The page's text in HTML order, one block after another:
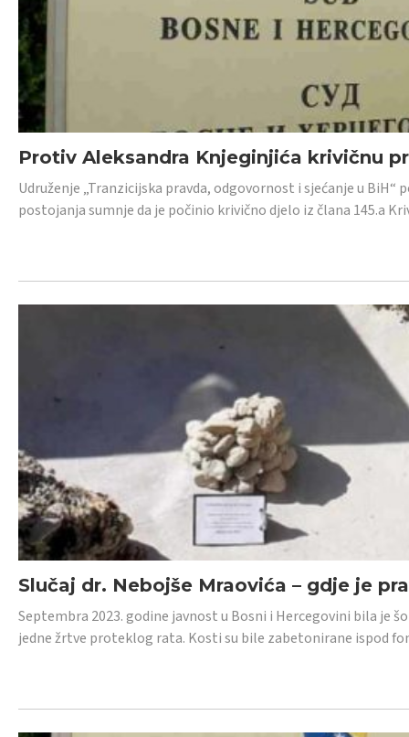
Protiv Aleksandra Knjeginjića krivičnu
Udruženje „Tranzicijska pravda, odgovornost i sjećanje u
postojanja sumnje da je počinio krivično djelo iz člana 145.a
Slučaj dr. Nebojše Mraovića – gdje je
Septembra 2023. godine javnost u Bosni i Hercegovini bila je
jedne žrtve proteklog rata. Kosti su bile zabetonirane ispod